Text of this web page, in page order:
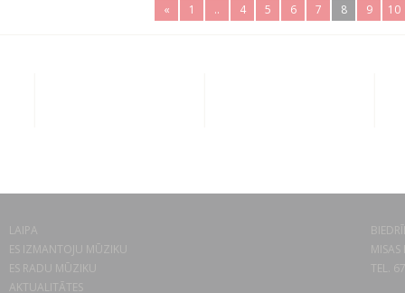
« 1 .. 4 5 6 7 8 9 10
LAIPA
ES IZMANTOJU MŪZIKU
ES RADU MŪZIKU
AKTUALITĀTES
TEL.